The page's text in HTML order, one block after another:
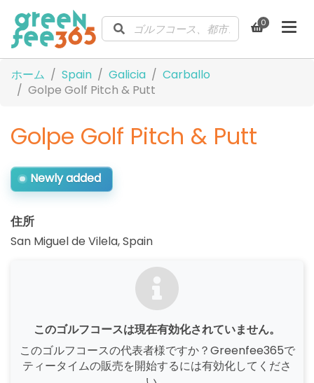
0
ホーム Spain Galicia
Carballo
Golpe Golf Pitch & Putt
Golpe Golf Pitch & Putt
Newly added
住所
San Miguel de Vilela,Spain
このゴルフコースは現在有効化されていません。
このゴルフコースの代表者様ですか？Greenfee365で
ティータイムの販売を開始するには有効化してくださ